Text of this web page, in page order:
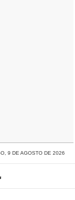
9 DE AGOSTO DE 2026